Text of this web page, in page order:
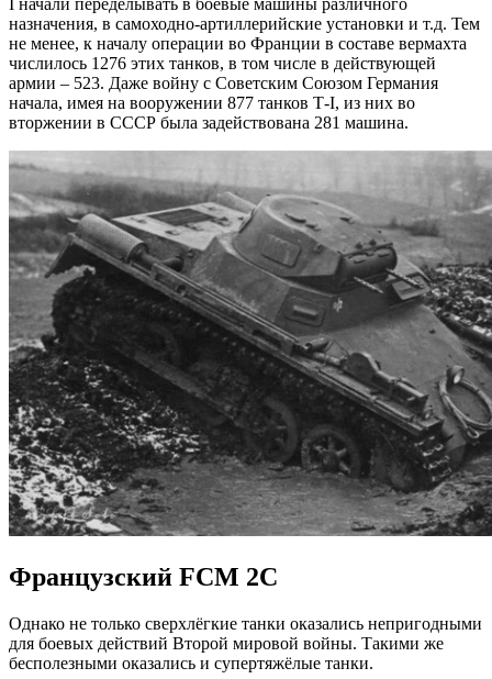
I начали переделывать в боевые машины различного
назначения, в самоходно-артиллерийские установки и т.д. Тем
не менее, к началу операции во Франции в составе вермахта
числилось 1276 этих танков, в том числе в действующей
армии – 523. Даже войну с Советским Союзом Германия
начала, имея на вооружении 877 танков Т-I, из них во
вторжении в СССР была задействована 281 машина.
Французский FCM 2C
Однако не только сверхлёгкие танки оказались непригодными
для боевых действий Второй мировой войны. Такими же
бесполезными оказались и супертяжёлые танки.